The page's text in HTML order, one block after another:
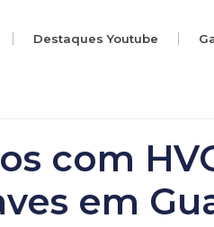
Destaques Youtube
com
em